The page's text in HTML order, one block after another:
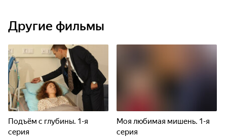
Другие фильмы
Подъём с глубины. 1-я
серия
Моя любимая мишень. 1-я
серия